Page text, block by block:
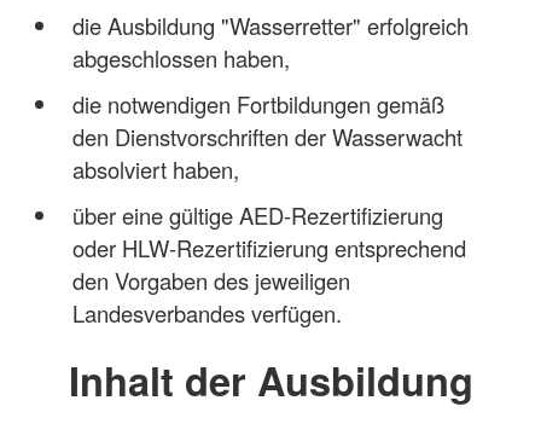
die Ausbildung "Wasserretter" erfolgreich
abgeschlossen haben,
die notwendigen Fortbildungen gemäß
den Dienstvorschriften der Wasserwacht
absolviert haben,
über eine gültige AED-Rezertifizierung
oder HLW-Rezertifizierung entsprechend
den Vorgaben des jeweiligen
Landesverbandes verfügen.
Inhalt der Ausbildung